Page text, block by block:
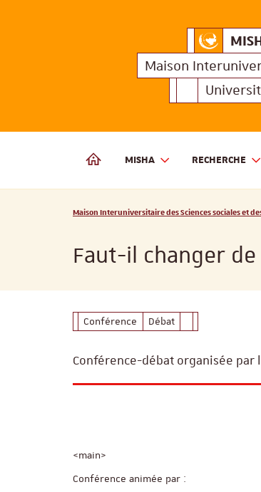
Maison
MAISON INTERUNIVERSITAIRE DES
MISHA RECHERCHE
Maison
Vous êtes ici :
Maison Interuniversitaire des Sciences sociales et
Faut-il changer
Conférence Débat
Conférence-débat organisée
<main>
Conférence animée par :